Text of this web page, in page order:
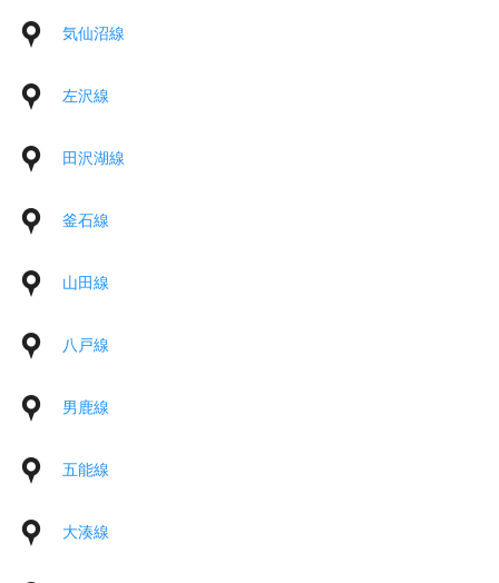
気仙沼線
左沢線
田沢湖線
釜石線
山田線
八戸線
男鹿線
五能線
大湊線